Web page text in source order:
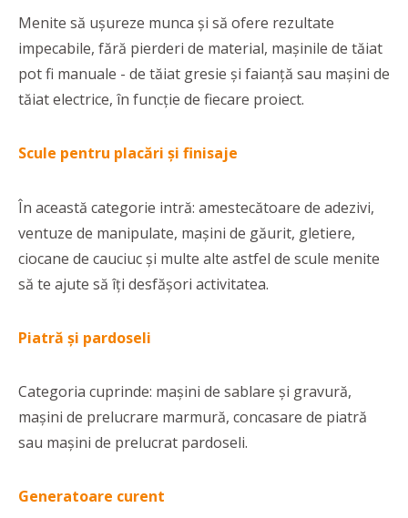
Menite să ușureze munca și să ofere rezultate
impecabile, fără pierderi de material, mașinile de tăiat
pot fi manuale - de tăiat gresie și faianță sau mașini de
tăiat electrice, în funcție de fiecare proiect.
Scule pentru placări și finisaje
În această categorie intră: amestecătoare de adezivi,
ventuze de manipulate, mașini de găurit, gletiere,
ciocane de cauciuc și multe alte astfel de scule menite
să te ajute să îți desfășori activitatea.
Piatră și pardoseli
Categoria cuprinde: mașini de sablare și gravură,
mașini de prelucrare marmură, concasare de piatră
sau mașini de prelucrat pardoseli.
Generatoare curent